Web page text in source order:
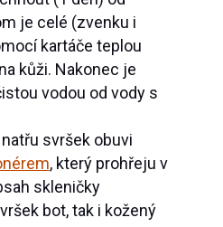
je celé (zvenku i
kartáče teplou
kůži. Nakonec je
vodou od vody s
svršek obuvi
, který prohřeju v
skleničky
bot, tak i kožený